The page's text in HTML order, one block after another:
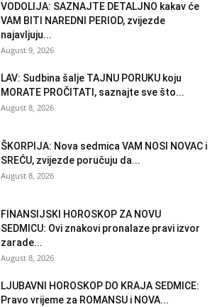
VODOLIJA: SAZNAJTE DETALJNO kakav će
VAM BITI NAREDNI PERIOD, zvijezde
najavljuju...
August 9, 2026
LAV: Sudbina šalje TAJNU PORUKU koju
MORATE PROČITATI, saznajte sve što...
August 8, 2026
ŠKORPIJA: Nova sedmica VAM NOSI NOVAC i
SREĆU, zvijezde poručuju da...
August 8, 2026
FINANSIJSKI HOROSKOP ZA NOVU
SEDMICU: Ovi znakovi pronalaze pravi izvor
zarade...
August 8, 2026
LJUBAVNI HOROSKOP DO KRAJA SEDMICE:
Pravo vrijeme za ROMANSU i NOVA...